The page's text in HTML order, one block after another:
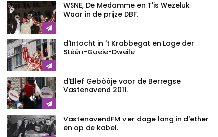
WSNE, De Medamme en T'is Wezeluk
Waar in de prijze DBF.
d'Intocht in 't Krabbegat en Loge der
Stéén-Goeie-Dweile
d'Ellef Gebòòje voor de Berregse
Vastenavend 2011.
VastenavendFM vier dage lang in d'ether
en op de kabel.